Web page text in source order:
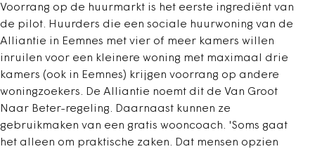
Voorrang op de huurmarkt is het eerste ingrediënt van
de pilot. Huurders die een sociale huurwoning van de
Alliantie in Eemnes met vier of meer kamers willen
inruilen voor een kleinere woning met maximaal drie
kamers (ook in Eemnes) krijgen voorrang op andere
woningzoekers. De Alliantie noemt dit de Van Groot
Naar Beter-regeling. Daarnaast kunnen ze
gebruikmaken van een gratis wooncoach. 'Soms gaat
het alleen om praktische zaken. Dat mensen opzien